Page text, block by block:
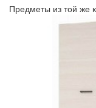
Предметы из той же